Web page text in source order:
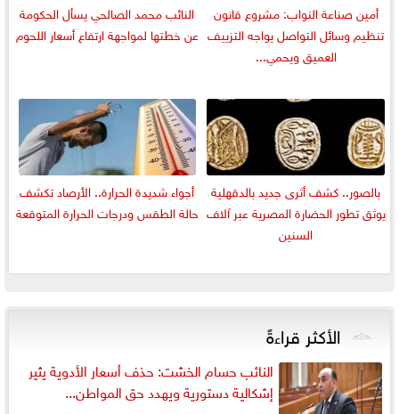
أمين صناعة النواب: مشروع قانون
تنظيم وسائل التواصل يواجه التزييف
العميق ويحمي...
النائب محمد الصالحي يسأل الحكومة
عن خطتها لمواجهة ارتفاع أسعار اللحوم
بالصور.. كشف أثرى جديد بالدقهلية
يوثق تطور الحضارة المصرية عبر آلاف
السنين
أجواء شديدة الحرارة.. الأرصاد تكشف
حالة الطقس ودرجات الحرارة المتوقعة
الأكثر قراءةً
النائب حسام الخشت: حذف أسعار الأدوية يثير
إشكالية دستورية ويهدد حق المواطن...